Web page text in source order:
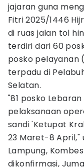
jajaran guna
Fitri 2025/1446
di ruas jalan tol
terdiri dari 60
posko pelayanan
terpadu di
Selatan.
"81 posko
pelaksanaan
sandi 'Ketupat
23 Maret-8 April,"
Lampung,
dikonfirmasi,